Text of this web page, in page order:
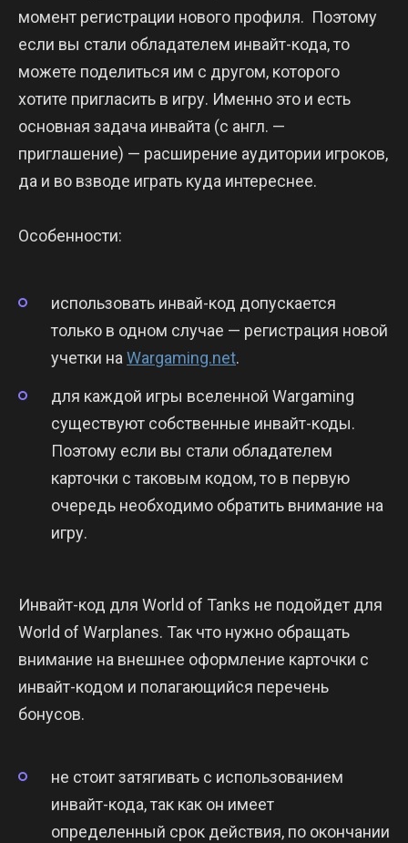
момент регистрации нового профиля. Поэтому
если вы стали обладателем инвайт-кода, то
можете поделиться им с другом, которого
хотите пригласить в игру. Именно это и есть
основная задача инвайта (с англ. —
приглашение) — расширение аудитории игроков,
да и во взводе играть куда интереснее.
Особенности:
использовать инвай-код допускается
только в одном случае — регистрация новой
учетки на Wargaming.net.
для каждой игры вселенной Wargaming
существуют собственные инвайт-коды.
Поэтому если вы стали обладателем
карточки с таковым кодом, то в первую
очередь необходимо обратить внимание на
игру.
Инвайт-код для World of Tanks не подойдет для
World of Warplanes. Так что нужно обращать
внимание на внешнее оформление карточки с
инвайт-кодом и полагающийся перечень
бонусов.
не стоит затягивать с использованием
инвайт-кода, так как он имеет
определенный срок действия, по окончании